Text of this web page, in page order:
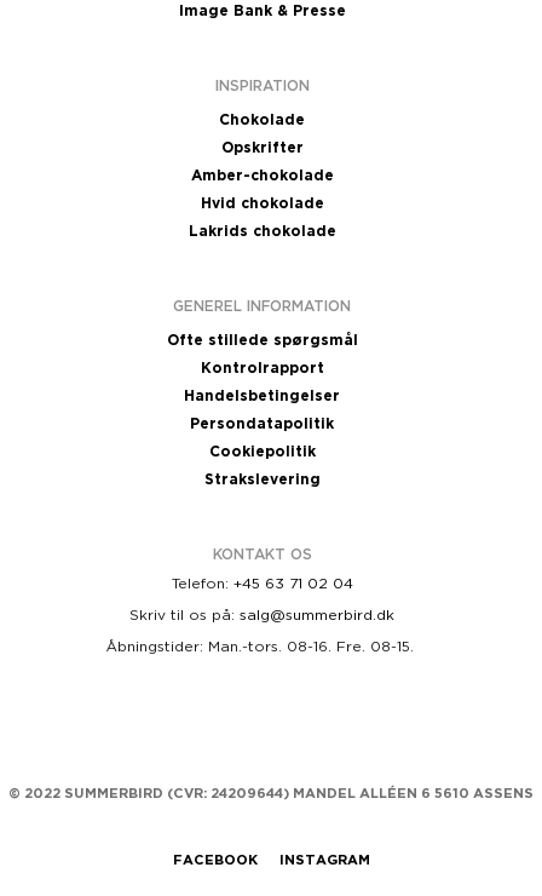
Image Bank & Presse
INSPIRATION
Chokolade
Opskrifter
Amber-chokolade
Hvid chokolade
Lakrids chokolade
GENEREL INFORMATION
Ofte stillede spørgsmål
Kontrolrapport
Handelsbetingelser
Persondatapolitik
Cookiepolitik
Strakslevering
KONTAKT OS
Telefon: +45 63 71 02 04
Skriv til os på: salg@summerbird.dk
Åbningstider: Man.-tors. 08-16. Fre. 08-15.
© 2022 SUMMERBIRD (CVR: 24209644) MANDEL ALLÉEN 6 5610 ASSENS
FACEBOOK INSTAGRAM